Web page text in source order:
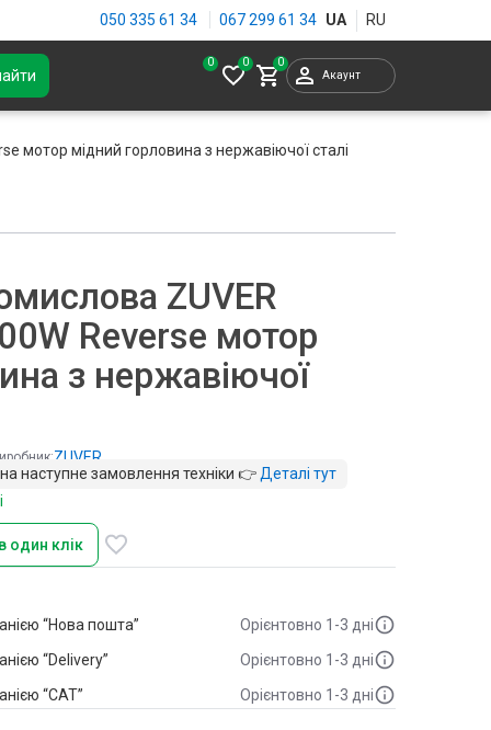
050 335 61 34 067 299 61 34
0
Акаунт
мотор мідний горловина з нержавіючої сталі
ZUVER
Reverse мотор
з нержавіючої
ZUVER
наступне замовлення техніки 👉 Деталі тут
один клік
“Нова пошта”
Орієнтовно 1-3 дні
“Delivery”
Орієнтовно 1-3 дні
“САТ”
Орієнтовно 1-3 дні